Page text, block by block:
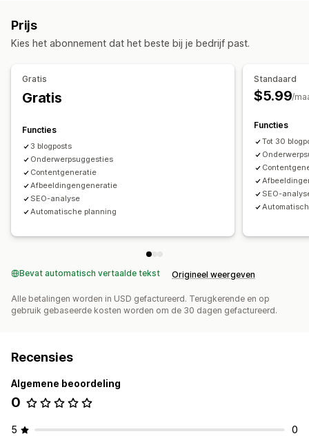
Automatische planning
Prijs
Kies het abonnement dat het beste bij je bedrijf past.
Gratis
Gratis
Functies
3 blogposts
Onderwerpsuggesties
Contentgeneratie
Afbeeldingengeneratie
SEO-analyse
Automatische planning
Standaard
$5.99/
Functies
Tot 30
SEO-
Bevat automatisch vertaalde tekst Origineel weergeven
Alle betalingen worden in USD gefactureerd. Terugkerende en op
gebruik gebaseerde kosten worden om de 30 dagen gefactureerd.
Recensies
Algemene beoordeling
0
5 0